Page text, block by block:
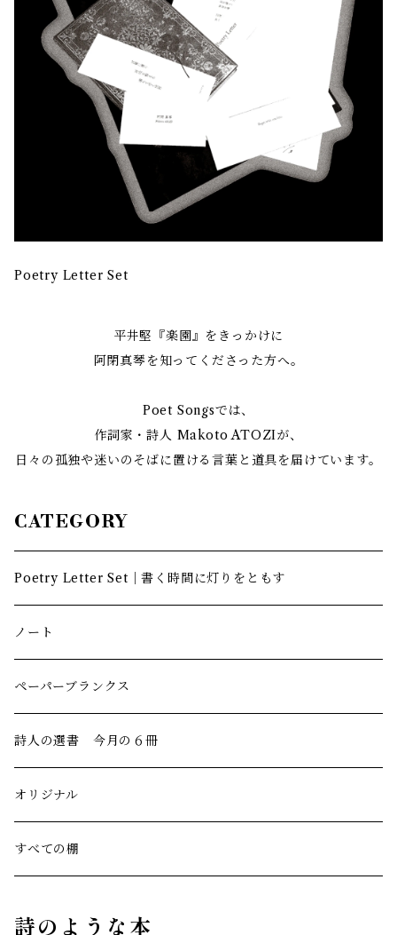
Poetry Letter Set
平井堅『楽園』をきっかけに
阿閉真琴を知ってくださった方へ。
Poet Songsでは、
作詞家・詩人 Makoto ATOZIが、
日々の孤独や迷いのそばに置ける言葉と道具を届けています。
CATEGORY
Poetry Letter Set｜書く時間に灯りをともす
ノート
ペーパーブランクス
詩人の選書 今月の６冊
オリジナル
すべての棚
詩のような本